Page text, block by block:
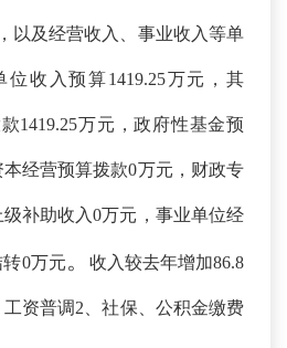
以及经营收入、事业收入等单
位收入预算1419.25万元，其
1419.25万元，政府性基金预
经营预算拨款0万元，财政专
补助收入0万元，事业单位经
0万元。 收入较去年增加86.8
工资普调2、社保、公积金缴费